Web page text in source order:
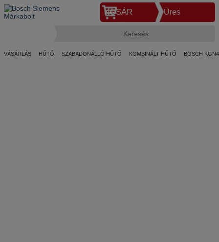
KOSÁR Üres
VÁSÁRLÁS HŰTŐ SZABADONÁLLÓ HŰTŐ KOMBINÁLT HŰTŐ BOSCH